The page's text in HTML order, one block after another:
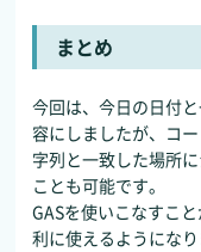
まとめ
今回は、今日の日付
容にしましたが、コ
字列と一致した場所
ことも可能です。
GASを使いこなすこ
利に使えるようになり